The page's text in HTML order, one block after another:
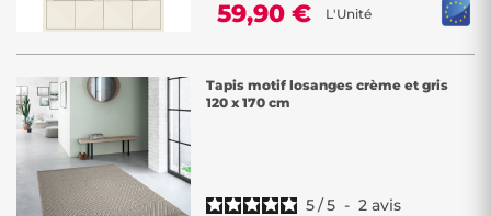
59,90 € L'Unité
Tapis motif losanges crème et gris
120 x 170 cm
5/5 - 2 avis